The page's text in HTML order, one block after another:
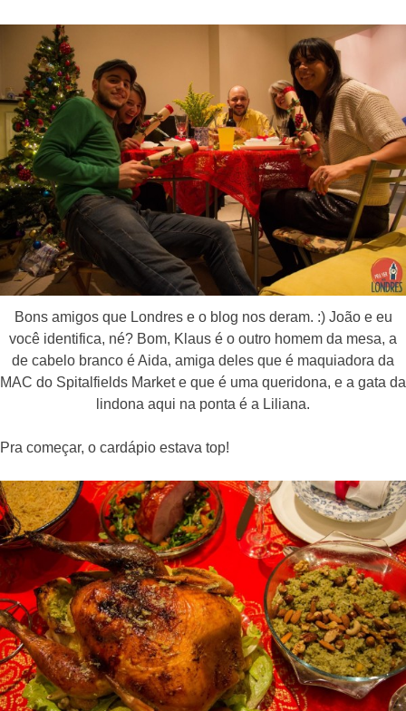
Bons amigos que Londres e o blog nos deram. :) João e eu
você identifica, né? Bom, Klaus é o outro homem da mesa, a
de cabelo branco é Aida, amiga deles que é maquiadora da
MAC do Spitalfields Market e que é uma queridona, e a gata da
lindona aqui na ponta é a Liliana.
Pra começar, o cardápio estava top!